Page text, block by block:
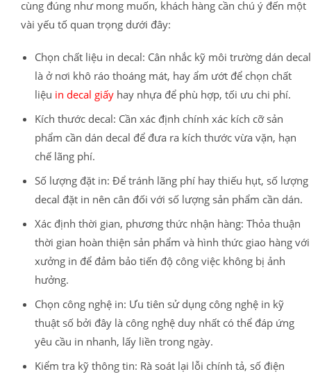
cùng đúng như mong muốn, khách hàng cần chú ý đến một
vài yếu tố quan trọng dưới đây:
Chọn chất liệu in decal: Cân nhắc kỹ môi trường dán decal
là ở nơi khô ráo thoáng mát, hay ẩm ướt để chọn chất
liệu in decal giấy hay nhựa để phù hợp, tối ưu chi phí.
Kích thước decal: Cần xác định chính xác kích cỡ sản
phẩm cần dán decal để đưa ra kích thước vừa vặn, hạn
chế lãng phí.
Số lượng đặt in: Để tránh lãng phí hay thiếu hụt, số lượng
decal đặt in nên cân đối với số lượng sản phẩm cần dán.
Xác định thời gian, phương thức nhận hàng: Thỏa thuận
thời gian hoàn thiện sản phẩm và hình thức giao hàng với
xưởng in để đảm bảo tiến độ công việc không bị ảnh
hưởng.
Chọn công nghệ in: Ưu tiên sử dụng công nghệ in kỹ
thuật số bởi đây là công nghệ duy nhất có thể đáp ứng
yêu cầu in nhanh, lấy liền trong ngày.
Kiểm tra kỹ thông tin: Rà soát lại lỗi chính tả, số điện